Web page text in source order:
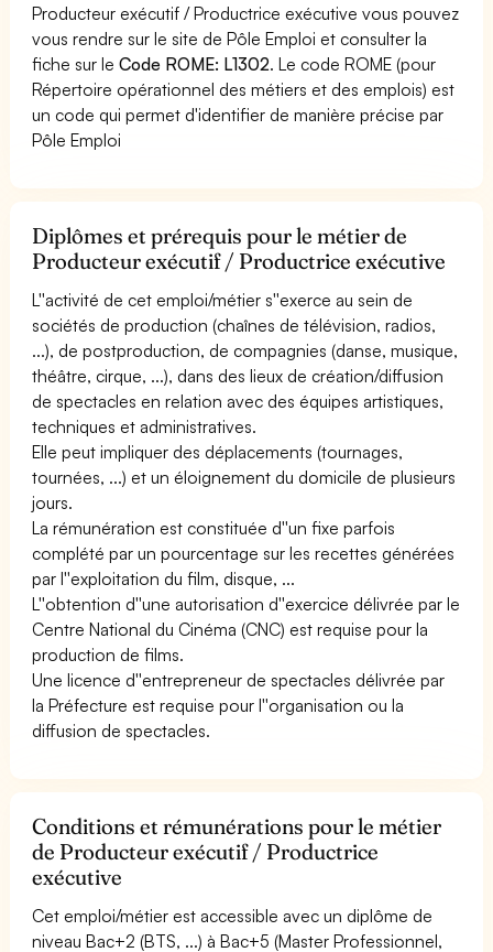
Producteur exécutif / Productrice exécutive vous pouvez
vous rendre sur le site de Pôle Emploi et consulter la
fiche sur leCode ROME: L1302. Le code ROME (pour
Répertoire opérationnel des métiers et des emplois) est
un code qui permet d'identifier de manière précise par
Pôle Emploi
Diplômes et prérequis pour le métier de
Producteur exécutif / Productrice exécutive
L''activité de cet emploi/métier s''exerce au sein de
sociétés de production (chaînes de télévision, radios,
...), de postproduction, de compagnies (danse, musique,
théâtre, cirque, ...), dans des lieux de création/diffusion
de spectacles en relation avec des équipes artistiques,
techniques et administratives.
Elle peut impliquer des déplacements (tournages,
tournées, ...) et un éloignement du domicile de plusieurs
jours.
La rémunération est constituée d''un fixe parfois
complété par un pourcentage sur les recettes générées
par l''exploitation du film, disque, ...
L''obtention d''une autorisation d''exercice délivrée par le
Centre National du Cinéma (CNC) est requise pour la
production de films.
Une licence d''entrepreneur de spectacles délivrée par
la Préfecture est requise pour l''organisation ou la
diffusion de spectacles.
Conditions et rémunérations pour le métier
de Producteur exécutif / Productrice
exécutive
Cet emploi/métier est accessible avec un diplôme de
niveau Bac+2 (BTS, ...) à Bac+5 (Master Professionnel,